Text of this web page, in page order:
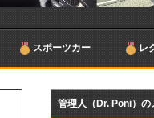
スポーツカー レ
管理人（Dr. Poni）の